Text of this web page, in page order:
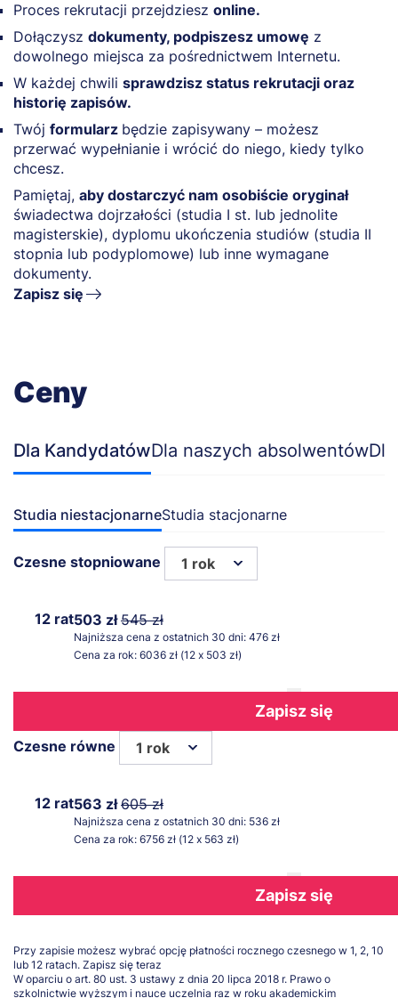
Proces rekrutacji przejdziesz online.
Dołączysz dokumenty, podpiszesz umowę z
dowolnego miejsca za pośrednictwem Internetu.
W każdej chwili sprawdzisz status rekrutacji oraz
historię zapisów.
Twój formularz będzie zapisywany – możesz
przerwać wypełnianie i wrócić do niego, kiedy tylko
chcesz.
Pamiętaj, aby dostarczyć nam osobiście oryginał
świadectwa dojrzałości (studia I st. lub jednolite
magisterskie), dyplomu ukończenia studiów (studia II
stopnia lub podyplomowe) lub inne wymagane
dokumenty.
Zapisz się
Ceny
Dla KandydatówDla naszych absolwentów
Studia niestacjonarneStudia stacjonarne
Czesne stopniowane 1 rok
12 rat503 zł545 zł
Najniższa cena z ostatnich 30 dni: 476 zł
Cena za rok: 6036 zł (12 x 503 zł)
Zapisz się
Czesne równe 1 rok
12 rat563 zł605 zł
Najniższa cena z ostatnich 30 dni: 536 zł
Cena za rok: 6756 zł (12 x 563 zł)
Zapisz się
Przy zapisie możesz wybrać opcję płatności rocznego czesnego w 1, 2, 10
lub 12 ratach. Zapisz się teraz
W oparciu o art. 80 ust. 3 ustawy z dnia 20 lipca 2018 r. Prawo o
szkolnictwie wyższym i nauce uczelnia raz w roku akademickim